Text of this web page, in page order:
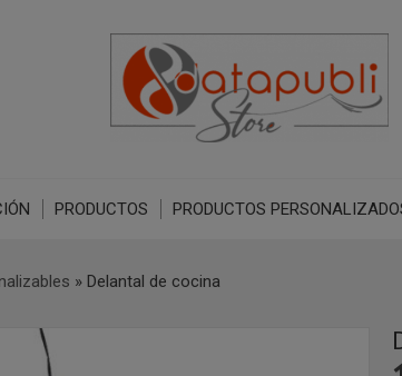
PRODUCTOS PRODUCTOS
» Delantal de cocina